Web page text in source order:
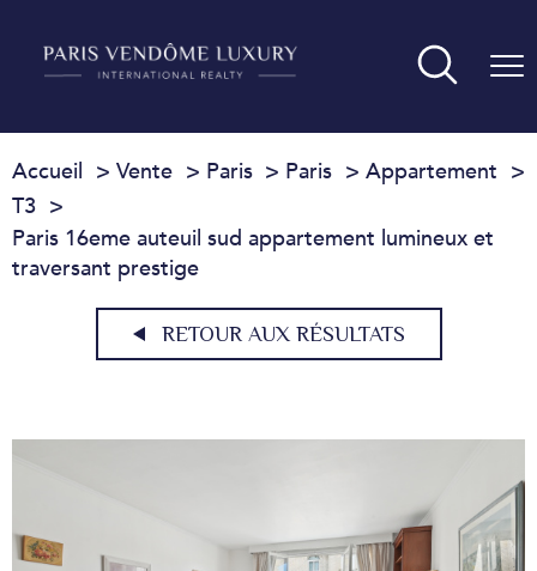
Accueil Vente Paris Paris
Appartement
T3
Paris 16eme auteuil sud appartement lumineux et
traversant prestige
RETOUR AUX RÉSULTATS